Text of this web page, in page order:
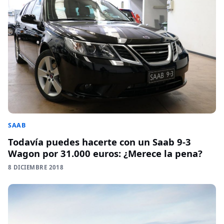
SAAB
Todavía puedes hacerte con un Saab 9-3
Wagon por 31.000 euros: ¿Merece la pena?
8 DICIEMBRE 2018